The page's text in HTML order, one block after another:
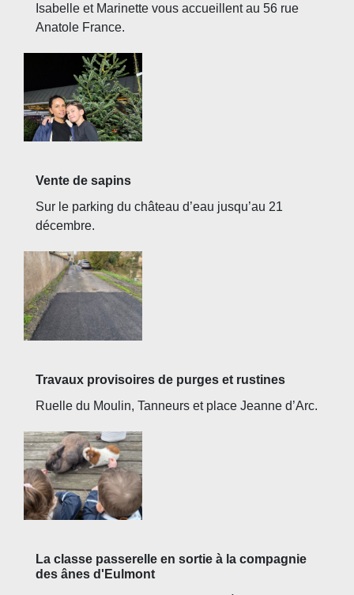
Isabelle et Marinette vous accueillent au 56 rue
Anatole France.
Vente de sapins
Sur le parking du château d’eau jusqu’au 21
décembre.
Travaux provisoires de purges et rustines
Ruelle du Moulin, Tanneurs et place Jeanne d’Arc.
La classe passerelle en sortie à la compagnie
des ânes d'Eulmont